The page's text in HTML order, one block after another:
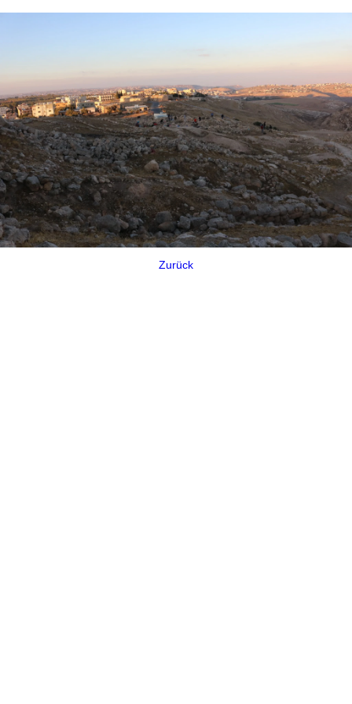
Zurück